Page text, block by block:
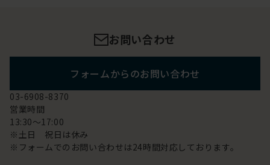
お問い合わせ
フォームからのお問い合わせ
03-6908-8370
営業時間
13:30～17:00
※土日 祝日は休み
※フォームでのお問い合わせは24時間対応しております。